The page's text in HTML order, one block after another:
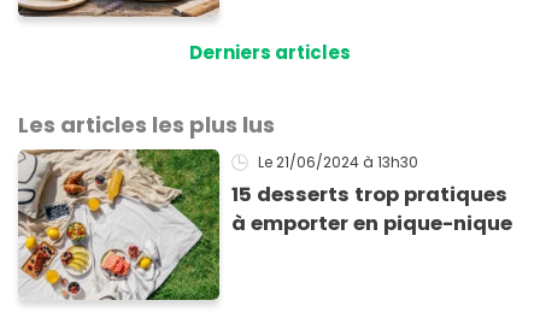
Derniers articles
Les articles les plus lus
Le 21/06/2024 à 13h30
15 desserts trop pratiques
à emporter en pique-nique